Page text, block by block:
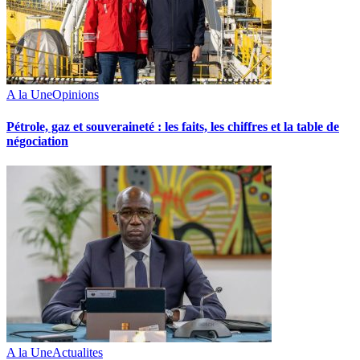
A la UneOpinions
Pétrole, gaz et souveraineté : les faits, les chiffres et la table de
négociation
A la UneActualites